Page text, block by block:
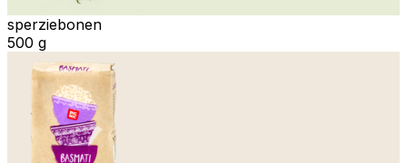
sperziebonen
500 g